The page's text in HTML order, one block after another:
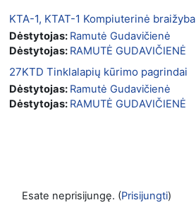
KTA-1, KTAT-1 Kompiuterinė braižyba
Dėstytojas: Ramutė Gudavičienė
Dėstytojas: RAMUTĖ GUDAVIČIENĖ
27KTD Tinklalapių kūrimo pagrindai
Dėstytojas: Ramutė Gudavičienė
Dėstytojas: RAMUTĖ GUDAVIČIENĖ
Esate neprisijungę. (Prisijungti)